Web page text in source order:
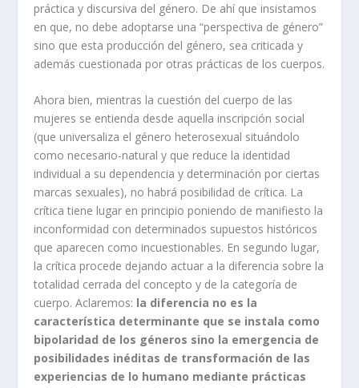
práctica y discursiva del género. De ahí que insistamos
en que, no debe adoptarse una “perspectiva de género”
sino que esta producción del género, sea criticada y
además cuestionada por otras prácticas de los cuerpos.
Ahora bien, mientras la cuestión del cuerpo de las
mujeres se entienda desde aquella inscripción social
(que universaliza el género heterosexual situándolo
como necesario-natural y que reduce la identidad
individual a su dependencia y determinación por ciertas
marcas sexuales), no habrá posibilidad de crítica. La
crítica tiene lugar en principio poniendo de manifiesto la
inconformidad con determinados supuestos históricos
que aparecen como incuestionables. En segundo lugar,
la crítica procede dejando actuar a la diferencia sobre la
totalidad cerrada del concepto y de la categoría de
cuerpo. Aclaremos: la diferencia no es la
característica determinante que se instala como
bipolaridad de los géneros sino la emergencia de
posibilidades inéditas de transformación de las
experiencias de lo humano mediante prácticas